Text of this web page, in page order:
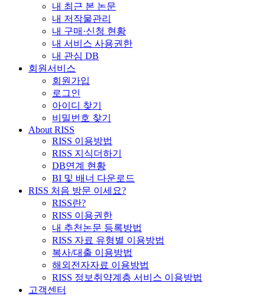
내 최근 본 논문
내 저작물관리
내 구매·신청 현황
내 서비스 사용권한
내 관심 DB
회원서비스
회원가입
로그인
아이디 찾기
비밀번호 찾기
About RISS
RISS 이용방법
RISS 지식더하기
DB연계 현황
BI 및 배너 다운로드
RISS 처음 방문 이세요?
RISS란?
RISS 이용권한
내 추천논문 등록방법
RISS 자료 유형별 이용방법
복사/대출 이용방법
해외전자자료 이용방법
RISS 정보취약계층 서비스 이용방법
고객센터